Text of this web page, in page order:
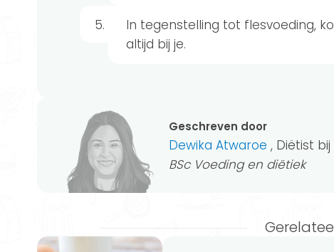
In tegenstelling tot flesvoeding,
altijd bij je.
Geschreven door
Dewika Atwaroe , Diëtist
BSc Voeding en diëtiek